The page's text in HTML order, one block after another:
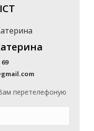
перетелефоную